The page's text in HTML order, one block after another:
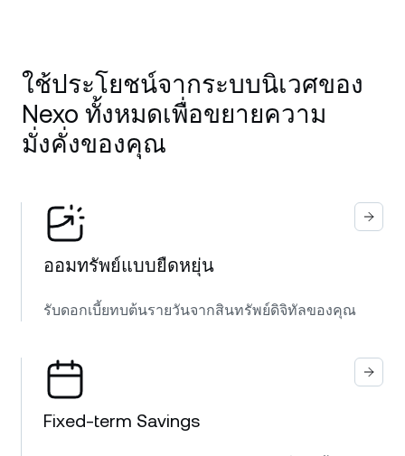
ใช้ประโยชน์จากระบบนิเวศของ
Nexo ทั้งหมดเพื่อขยายความ
มั่งคั่งของคุณ
ออมทรัพย์แบบยืดหยุ่น
รับดอกเบี้ยทบต้นรายวันจากสินทรัพย์ดิจิทัลของคุณ
Fixed-term Savings